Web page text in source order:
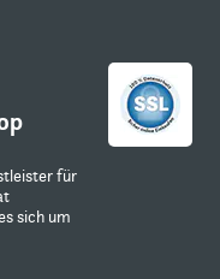
für
sich um